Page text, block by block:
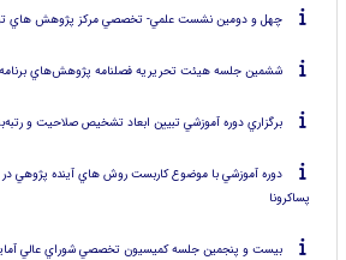
چهل و دومين نشست علمي- تخصصي مركز پژوهش هاي
ششمين جلسه هيئت تحريريه فصلنامه پژوهش‌هاي
برگزاري دوره آموزشي تبيين ابعاد تشخيص صلاحيت و
دوره آموزشي با موضوع كاربست روش هاي آينده پژوهي در
پساكرونا
بيست و پنجمين جلسه كميسيون تخصصي شوراي عالي